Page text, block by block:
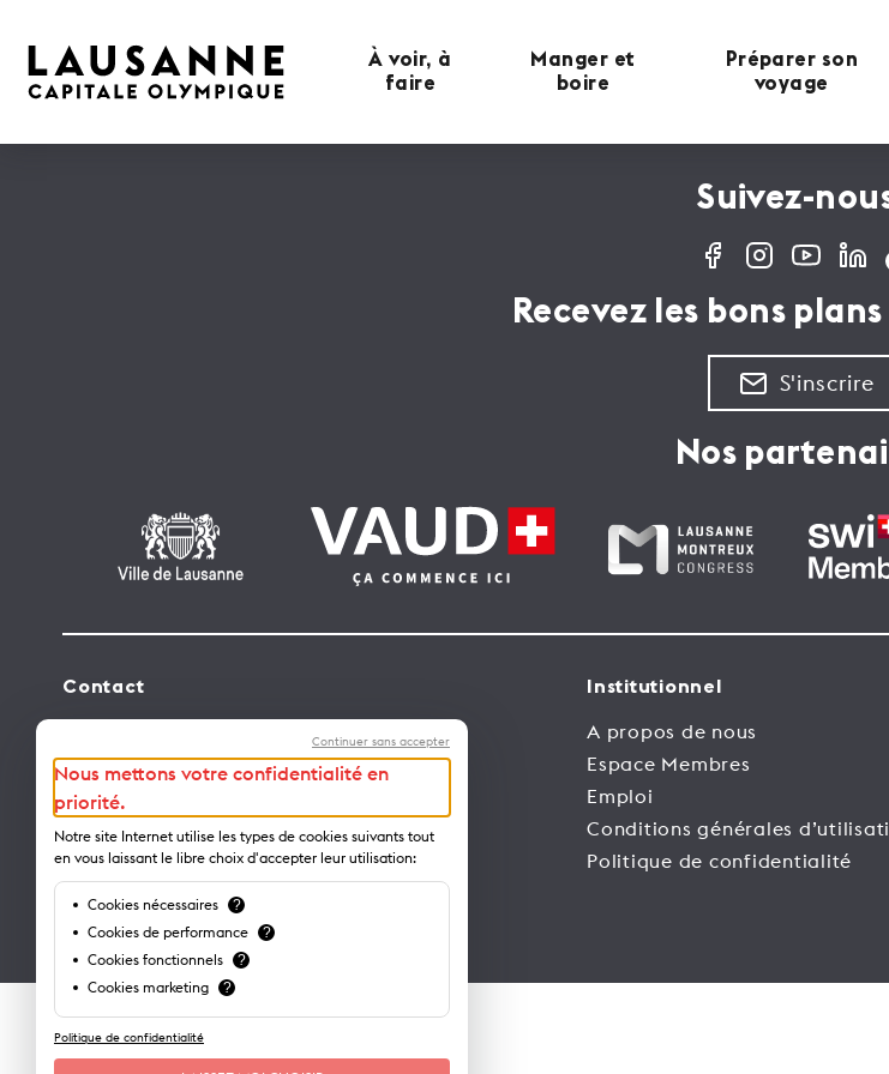
À voir, à
faire
Manger et
boire
Préparer son
voyage
Suivez-
Recevez les bons
S'inscrire
Nos
Contact
Avenue de Rhodanie 2 – CP 975
1001 Lausanne – Suisse
info@lausanne-tourisme.ch
+41 21 613 73 73
Où nous trouver ?
Institutionnel
A propos de nous
Espace Membres
Emploi
Conditions générales
Politique de confidentialité
Continuer sans accepter
Nous mettons votre confidentialité en
priorité.
Notre site Internet utilise les types de cookies suivants tout
en vous laissant le libre choix d'accepter leur utilisation:
Cookies nécessaires ?
Cookies de performance ?
Cookies fonctionnels ?
Cookies marketing ?
Politique de confidentialité